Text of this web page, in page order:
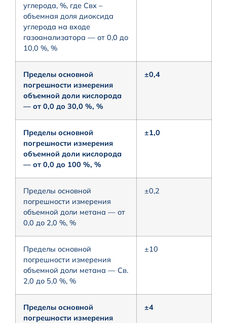
углерода, %, где Свх –
объемная доля диоксида
углерода на входе
газоанализатора — от 0,0 до
10,0 %, %
Пределы основной
погрешности измерения
объемной доли кислорода
— от 0,0 до 30,0 %, %
±0,4
Пределы основной
погрешности измерения
объемной доли кислорода
— от 0,0 до 100 %, %
±1,0
Пределы основной
погрешности измерения
объемной доли метана — от
0,0 до 2,0 %, %
±0,2
Пределы основной
погрешности измерения
объемной доли метана — Св.
2,0 до 5,0 %, %
±10
Пределы основной
погрешности измерения
±4